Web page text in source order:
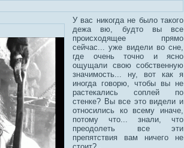
У вас никогда не было такого
дежа вю, будто вы все
происходящее прямо
сейчас... уже видели во сне,
где очень точно и ясно
ощущали свою собственную
значимость... ну, вот как я
иногда говорю, чтобы вы не
растекались соплей по
стенке? Вы все это видели и
относились ко всему иначе,
потому что... знали, что
преодолеть все эти
препятствия вам ничего не